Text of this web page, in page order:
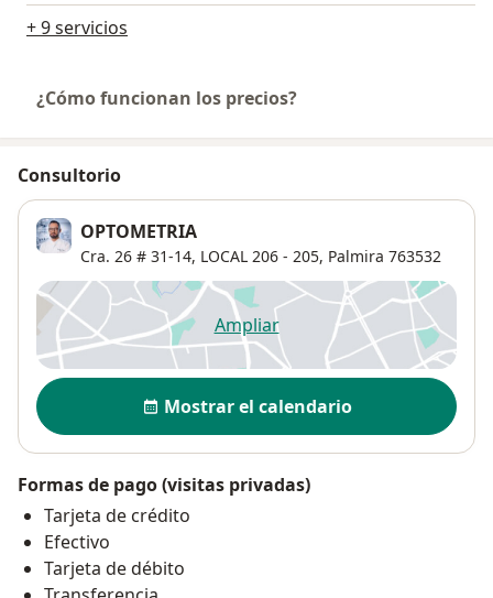
+ 9 servicios
¿Cómo funcionan los precios?
Consultorio
OPTOMETRIA
Cra. 26 # 31-14, LOCAL 206 - 205, Palmira 763532
Ampliarse abre en una nueva
Disponibilidad
Mostrar el calendario
Formas de pago (visitas privadas)
Tarjeta de crédito
Efectivo
Tarjeta de débito